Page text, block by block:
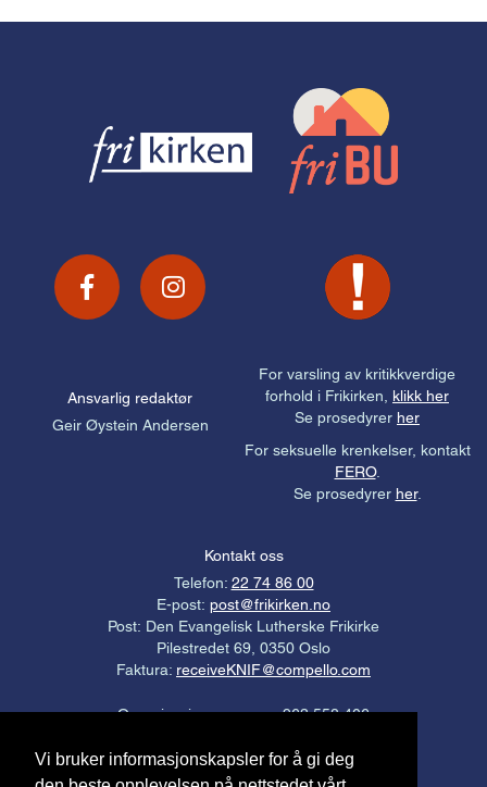
Vi bruker informasjonskapsler for å gi deg
Kontakt oss
Telefon: 22 74 86 00
E-post: post@frikirken.no
Post: Den Evangelisk Lutherske Frikirke
Pilestredet 69, 0350 Oslo
Faktura: receiveKNIF@compello.com
Organisasjonsnummer: 963 558 406
Personvernerklæring.
Ansvarlig redaktør
Geir Øystein Andersen
For varsling av kritikkverdige
forhold i Frikirken, klikk her
Se prosedyrer her
For seksuelle krenkelser, kontakt
FERO.
Se prosedyrer her.